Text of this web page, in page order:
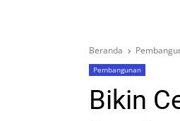
Beranda
Pembangunan
Bikin